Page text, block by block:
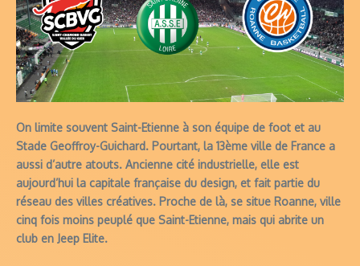
On limite souvent Saint-Etienne à son équipe de foot et au
Stade Geoffroy-Guichard. Pourtant, la 13ème ville de France a
aussi d’autre atouts. Ancienne cité industrielle, elle est
aujourd’hui la capitale française du design, et fait partie du
réseau des villes créatives. Proche de là, se situe Roanne, ville
cinq fois moins peuplé que Saint-Etienne, mais qui abrite un
club en Jeep Elite.